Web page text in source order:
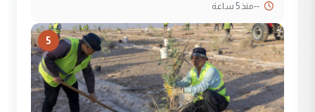
--منذ 5 ساعة
5